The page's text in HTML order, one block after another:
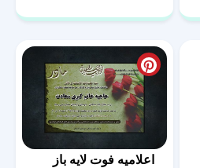
اعلامیه فوت لایه باز